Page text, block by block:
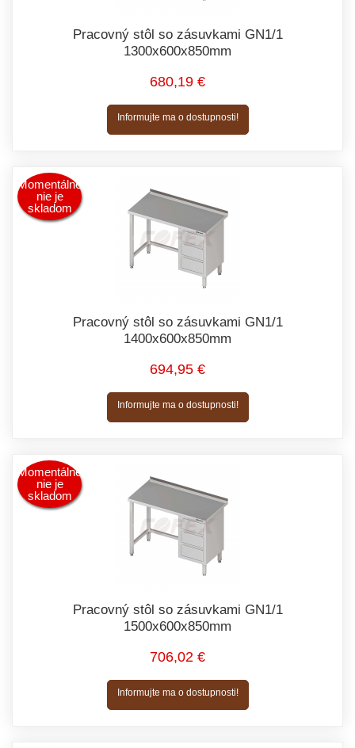
Pracovný stôl so zásuvkami GN1/1
1300x600x850mm
680,19 €
Informujte ma o dostupnosti!
Momentálne
nie je
skladom
Pracovný stôl so zásuvkami GN1/1
1400x600x850mm
694,95 €
Informujte ma o dostupnosti!
Momentálne
nie je
skladom
Pracovný stôl so zásuvkami GN1/1
1500x600x850mm
706,02 €
Informujte ma o dostupnosti!